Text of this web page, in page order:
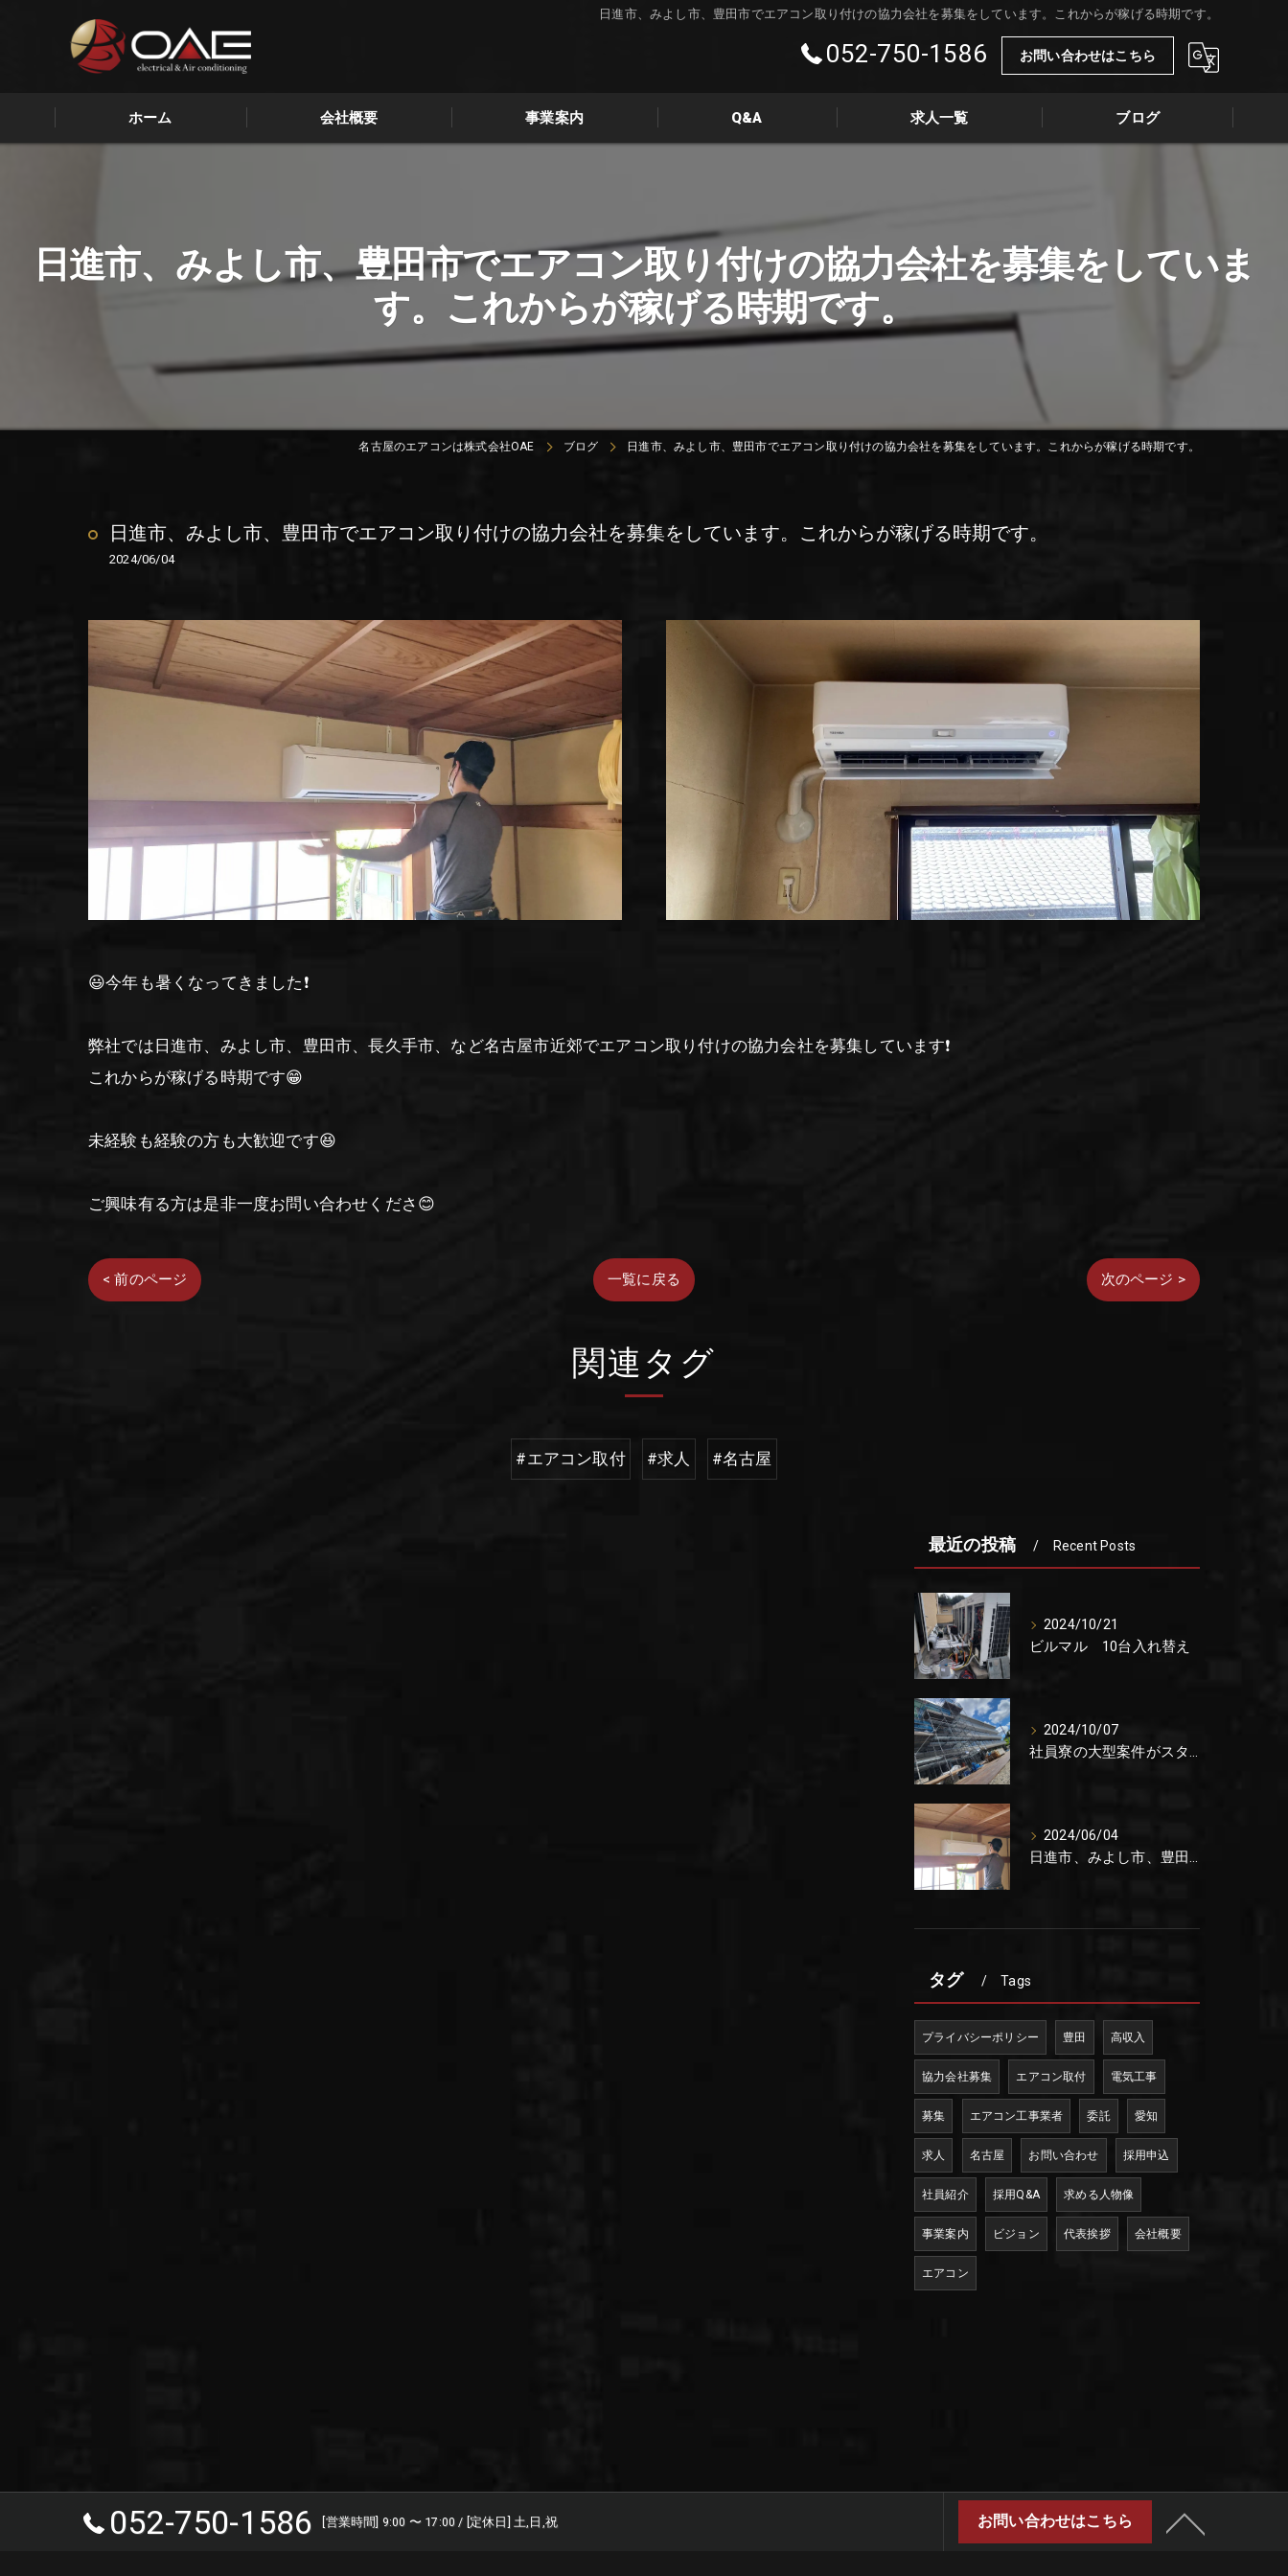
日進市、みよし市、豊田市でエアコン取り付けの協力会社を募集をしています。これからが稼げる時期です。
052-750-1586 お問い合わせはこちら
ホーム 会社概要
求める人物像
事業案内 Q&A 求人一覧 ブログ
日進市、みよし市、豊田市でエアコン取り付けの協力会社を募集をしていま
す。これからが稼げる時期です。
名古屋のエアコンは株式会社OAE ブログ 日進市、みよし市、豊田市でエアコン取り付けの協力会社を募集をしています。これからが稼げる時期です。
日進市、みよし市、豊田市でエアコン取り付けの協力会社を募集をしています。これからが稼げる時期です。
2024/06/04
😃今年も暑くなってきました❗
弊社では日進市、みよし市、豊田市、長久手市、など名古屋市近郊でエアコン取り付けの協力会社を募集しています❗
これからが稼げる時期です😁
未経験も経験の方も大歓迎です😆
ご興味有る方は是非一度お問い合わせくださ😊
< 前のページ 一覧に戻る 次のページ >
関連タグ
#エアコン取付 #求人 #名古屋
最近の投稿 Recent Posts
2024/10/21
ビルマル 10台入れ替え
2024/10/07
社員寮の大型案件がスタートしました。
2024/06/04
日進市、みよし市、豊田市でエアコン取り付けの協力会社を募集をしています。これからが稼げる時期です。
タグ Tags
プライバシーポリシー 豊田 高収入
協力会社募集 エアコン取付 電気工事
募集 エアコン工事業者 委託 愛知
求人 名古屋 お問い合わせ 採用申込
社員紹介 採用Q&A 求める人物像
事業案内 ビジョン 代表挨拶 会社概要
エアコン
052-750-1586 [営業時間] 9:00 〜 17:00 / [定休日] 土,日,祝 お問い合わせはこちら